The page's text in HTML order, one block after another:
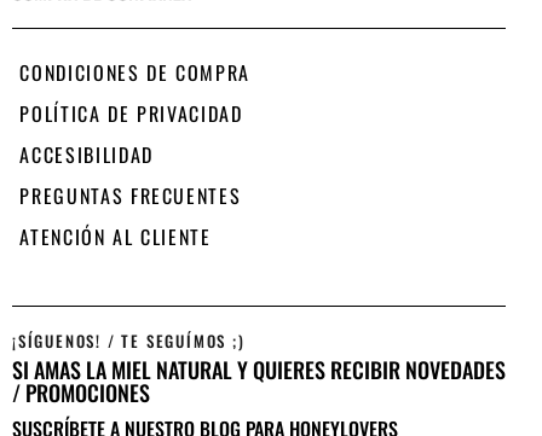
CONDICIONES DE COMPRA
POLÍTICA DE PRIVACIDAD
ACCESIBILIDAD
PREGUNTAS FRECUENTES
ATENCIÓN AL CLIENTE
¡SÍGUENOS! / TE SEGUÍMOS ;)
SI AMAS LA MIEL NATURAL Y QUIERES RECIBIR NOVEDADES
/ PROMOCIONES
SUSCRÍBETE A NUESTRO BLOG PARA HONEYLOVERS